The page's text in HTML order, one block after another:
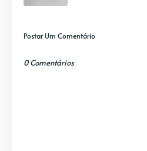
Postar Um Comentário
0 Comentários